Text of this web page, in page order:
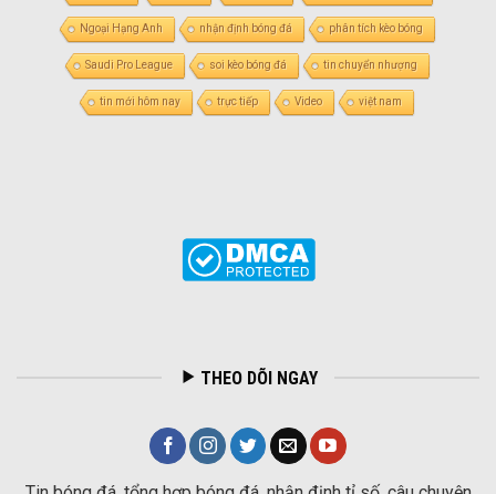
Ngoại Hạng Anh nhận định bóng đá phân tích kèo bóng
Saudi Pro League soi kèo bóng đá tin chuyển nhượng
tin mới hôm nay trực tiếp Video việt nam
THEO DÕI NGAY